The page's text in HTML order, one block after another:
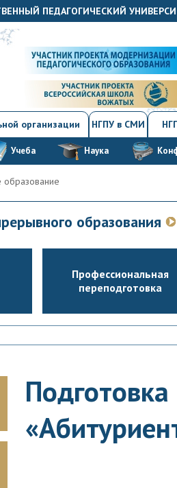
ПЕДАГОГИЧЕСКИЙ
организации НГПУ в СМИ
Учеба Наука
образование
образования
Профессиональная
переподготовка